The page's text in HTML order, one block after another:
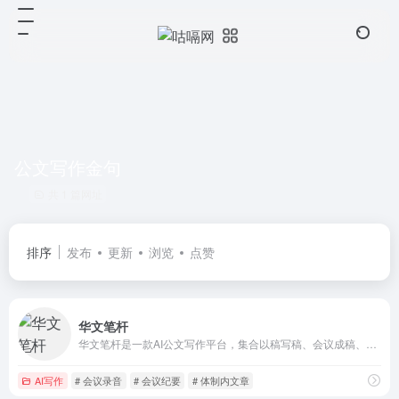
排序 发布 更新 浏览 点赞
华文笔杆
AI写作 # 会议录音 # 会议纪要 # 体制内文章